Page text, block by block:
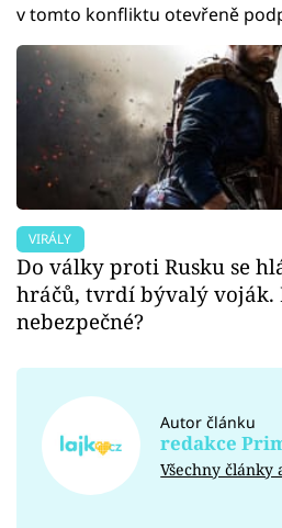
v tomto konfliktu otevřeně
VIRÁLY
Do války proti Rusku se
hráčů, tvrdí bývalý voják.
nebezpečné?
Autor článku
redakce
Všechny články